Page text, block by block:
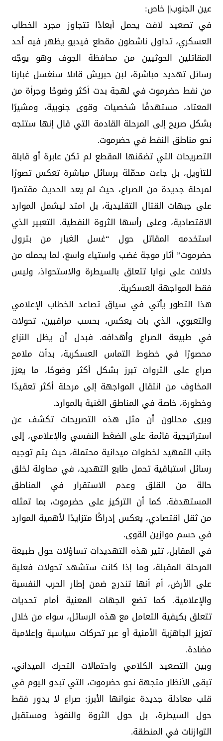
عين الجنوب|| خاص:
في تصعيد لافت يحمل أبعادًا تتجاوز مجرد الخطاب
العسكري، تداول ناشطون مقطع فيديو يظهر فيه أحد
المقاتلين الحوثيين من محافظة الجوف وهو يوجّه
رسائل تهديد مباشرة، لبن حبريش قاىلا سنغسل غبارنا
من نفط حضرموت في لهجة بدت أكثر وضوحًا وجرأة من
المعتاد، مستهدفًا شخصيات وقوى جنوبية، ومشيرًا
بشكل صريح إلى المرحلة القادمة التي قال إنها ستتجه
نحو مناطق النفط في حضرموت.
التصريحات التي تضمّنها المقطع لم تكن عابرة أو قابلة
للتأويل، بل جاءت محمّلة برسائل مباشرة تعكس تصورًا
لمرحلة جديدة من الصراع، حيث لم يعد الحديث مقتصرًا
على جبهات القتال التقليدية، بل امتد ليشمل الموارد
الاقتصادية، وعلى رأسها الثروة النفطية. التعبير الذي
استخدمه المقاتل حول “غسل الغبار من بترول
حضرموت” أثار موجة غضب واستياء واسع، لما يحمله من
دلالات على نوايا تتعلق بالسيطرة والاستحواذ، وليس
فقط المواجهة العسكرية.
هذا التطور يأتي في سياق تصاعد الخطاب الإعلامي
والتعبوي، الذي بات يعكس، بحسب مراقبين، تحولات
في طبيعة الصراع وأهدافه. فبدل أن يظل النزاع
محصورًا في خطوط التماس العسكرية، بدأت ملامح
صراع على الثروات تبرز بشكل أكثر وضوحًا، ما يعزز
المخاوف من انتقال المواجهة إلى مرحلة أكثر تعقيدًا
وخطورة، خاصة في المناطق الغنية بالموارد.
ويرى محللون أن مثل هذه التصريحات تكشف عن
استراتيجية قائمة على الضغط النفسي والإعلامي، إلى
جانب التمهيد لخطوات ميدانية محتملة، حيث يتم توجيه
رسائل استباقية تحمل طابع التهديد، في محاولة لخلق
حالة من القلق وعدم الاستقرار في المناطق
المستهدفة. كما أن التركيز على حضرموت، بما تمثله
من ثقل اقتصادي، يعكس إدراكًا متزايدًا لأهمية الموارد
في حسم موازين القوى.
في المقابل، تثير هذه التهديدات تساؤلات حول طبيعة
المرحلة المقبلة، وما إذا كانت ستشهد تحولات فعلية
على الأرض، أم أنها تندرج ضمن إطار الحرب النفسية
والإعلامية. كما تضع الجهات المعنية أمام تحديات
تتعلق بكيفية التعامل مع هذه الرسائل، سواء من خلال
تعزيز الجاهزية الأمنية أو عبر تحركات سياسية وإعلامية
مضادة.
وبين التصعيد الكلامي واحتمالات التحرك الميداني،
تبقى الأنظار متجهة نحو حضرموت، التي تبدو اليوم في
قلب معادلة جديدة عنوانها الأبرز: صراع لا يدور فقط
حول السيطرة، بل حول الثروة والنفوذ ومستقبل
التوازنات في المنطقة.